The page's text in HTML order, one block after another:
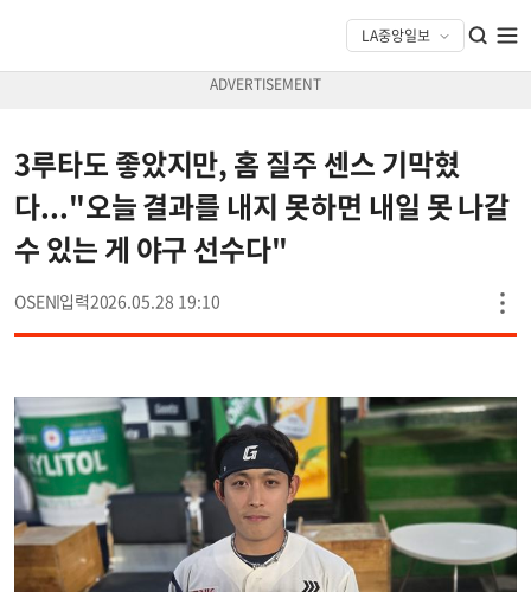
3루타도 좋았지만, 홈 질주 센스 기막혔
다..."오늘 결과를 내지 못하면 내일 못 나갈
수 있는 게 야구 선수다"
OSEN 2026.05.28 19:10